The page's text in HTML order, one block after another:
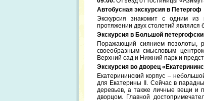
Автобусная экскурсия в Петергоф
Экскурсия знакомит с одним из
протяжении двух столетий являлся
Экскурсия в Большой
Поражающий сиянием позолоты,
своеобразным смысловым
Верхний сад и Нижний парк и
Экскурсия во дворец
Екатерининский корпус –
для Екатерины II. Сейчас в
деревьев, а также личные вещи и
дворцом. Главной